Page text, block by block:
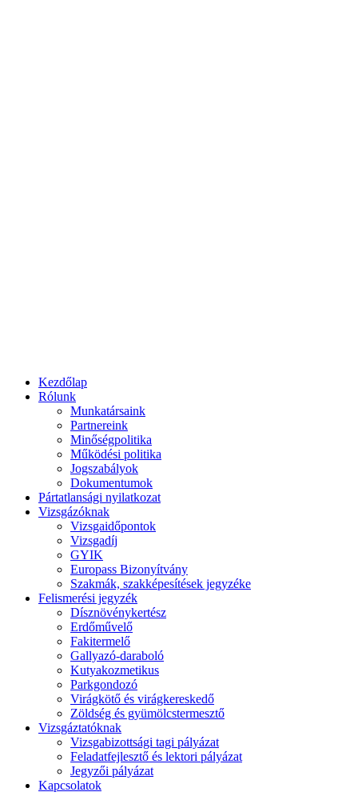
Kezdőlap
Rólunk
Munkatársaink
Partnereink
Minőségpolitika
Működési politika
Jogszabályok
Dokumentumok
Pártatlansági nyilatkozat
Vizsgázóknak
Vizsgaidőpontok
Vizsgadíj
GYIK
Europass Bizonyítvány
Szakmák, szakképesítések jegyzéke
Felismerési jegyzék
Dísznövénykertész
Erdőművelő
Fakitermelő
Gallyazó-daraboló
Kutyakozmetikus
Parkgondozó
Virágkötő és virágkereskedő
Zöldség és gyümölcstermesztő
Vizsgáztatóknak
Vizsgabizottsági tagi pályázat
Feladatfejlesztő és lektori pályázat
Jegyzői pályázat
Kapcsolatok